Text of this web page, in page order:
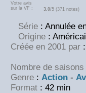
Votre avis
sur la VF :
3.0/5 (371 notes)
Série : Annulée
Origine :
Créée en 2001 par
Miles
Nombre de saisons
Genre : Action -
Format : 42 min